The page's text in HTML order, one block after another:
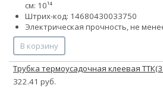
см: 10¹⁴
Штрих-код: 14680430033750
Электрическая прочность, не
В корзину
Трубка термоусадочная клеевая
322.41 руб.